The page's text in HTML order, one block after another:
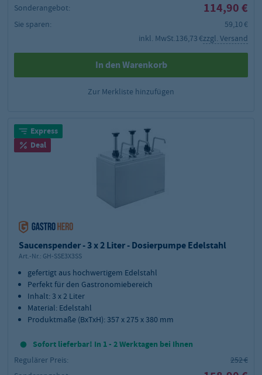
Sonderangebot:
114,90 €
Sie sparen:
59,10 €
inkl. MwSt.136,73 €zzgl. Versand
In den Warenkorb
Zur Merkliste hinzufügen
Express
Deal
Saucenspender - 3 x 2 Liter - Dosierpumpe Edelstahl
Art.-Nr.: GH-SSE3X3SS
gefertigt aus hochwertigem Edelstahl
Perfekt für den Gastronomiebereich
Inhalt: 3 x 2 Liter
Material: Edelstahl
Produktmaße (BxTxH): 357 x 275 x 380 mm
Sofort lieferbar! In 1 - 2 Werktagen bei Ihnen
Regulärer Preis:
252 €